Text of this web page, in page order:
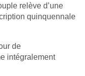
relève d’une
quinquennale
de
intégralement